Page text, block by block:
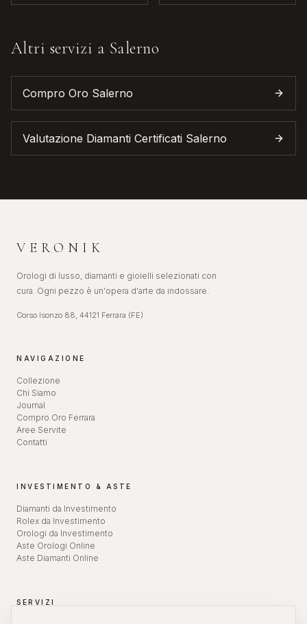
Altri servizi a Salerno
Compro Oro Salerno
Valutazione Diamanti Certificati Salerno
VERONIK
Orologi di lusso, diamanti e gioielli selezionati con
cura. Ogni pezzo è un'opera d'arte da indossare.
Corso Isonzo 88, 44121 Ferrara (FE)
NAVIGAZIONE
Collezione
Chi Siamo
Journal
Compro Oro Ferrara
Aree Servite
Contatti
INVESTIMENTO & ASTE
Diamanti da Investimento
Rolex da Investimento
Orologi da Investimento
Aste Orologi Online
Aste Diamanti Online
SERVIZI